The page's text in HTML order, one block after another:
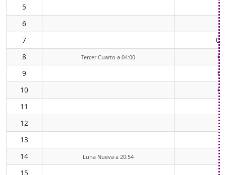
5
6
7
8
Tercer Cuarto a 04:00
9
10
11
12
13
14
Luna Nueva a 20:54
15